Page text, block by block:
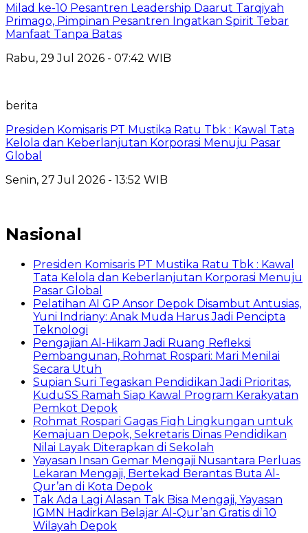
Milad ke-10 Pesantren Leadership Daarut Tarqiyah
Primago, Pimpinan Pesantren Ingatkan Spirit Tebar
Manfaat Tanpa Batas
Rabu, 29 Jul 2026 - 07:42 WIB
berita
Presiden Komisaris PT Mustika Ratu Tbk : Kawal Tata
Kelola dan Keberlanjutan Korporasi Menuju Pasar
Global
Senin, 27 Jul 2026 - 13:52 WIB
Nasional
Presiden Komisaris PT Mustika Ratu Tbk : Kawal
Tata Kelola dan Keberlanjutan Korporasi Menuju
Pasar Global
Pelatihan AI GP Ansor Depok Disambut Antusias,
Yuni Indriany: Anak Muda Harus Jadi Pencipta
Teknologi
Pengajian Al-Hikam Jadi Ruang Refleksi
Pembangunan, Rohmat Rospari: Mari Menilai
Secara Utuh
Supian Suri Tegaskan Pendidikan Jadi Prioritas,
KuduSS Ramah Siap Kawal Program Kerakyatan
Pemkot Depok
Rohmat Rospari Gagas Fiqh Lingkungan untuk
Kemajuan Depok, Sekretaris Dinas Pendidikan
Nilai Layak Diterapkan di Sekolah
Yayasan Insan Gemar Mengaji Nusantara Perluas
Lekaran Mengaji, Bertekad Berantas Buta Al-
Qur’an di Kota Depok
Tak Ada Lagi Alasan Tak Bisa Mengaji, Yayasan
IGMN Hadirkan Belajar Al-Qur’an Gratis di 10
Wilayah Depok